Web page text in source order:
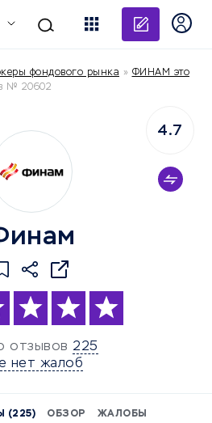
фондового рынка » ФИНАМ это
№ 20602
отзывов 225
нет жалоб
4.7
(225) ОБЗОР ЖАЛОБЫ